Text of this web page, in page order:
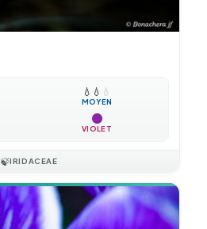
💧 💧 💧
MOYEN
VIOLET
🍃IRIDACEAE